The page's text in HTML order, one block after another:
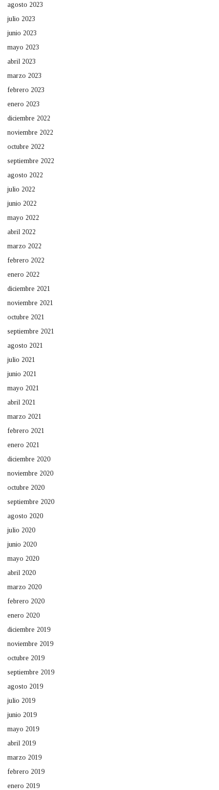
agosto 2023
julio 2023
junio 2023
mayo 2023
abril 2023
marzo 2023
febrero 2023
enero 2023
diciembre 2022
noviembre 2022
octubre 2022
septiembre 2022
agosto 2022
julio 2022
junio 2022
mayo 2022
abril 2022
marzo 2022
febrero 2022
enero 2022
diciembre 2021
noviembre 2021
octubre 2021
septiembre 2021
agosto 2021
julio 2021
junio 2021
mayo 2021
abril 2021
marzo 2021
febrero 2021
enero 2021
diciembre 2020
noviembre 2020
octubre 2020
septiembre 2020
agosto 2020
julio 2020
junio 2020
mayo 2020
abril 2020
marzo 2020
febrero 2020
enero 2020
diciembre 2019
noviembre 2019
octubre 2019
septiembre 2019
agosto 2019
julio 2019
junio 2019
mayo 2019
abril 2019
marzo 2019
febrero 2019
enero 2019